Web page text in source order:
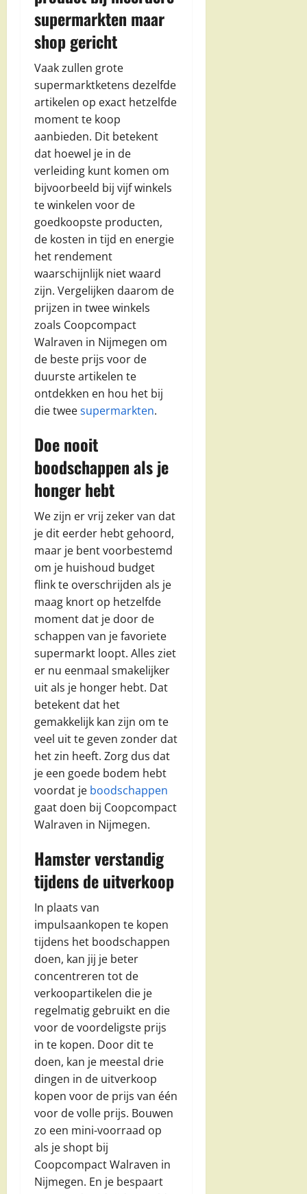
supermarkten maar
shop gericht
Vaak zullen grote
supermarktketens dezelfde
artikelen op exact hetzelfde
moment te koop
aanbieden. Dit betekent
dat hoewel je in de
verleiding kunt komen om
bijvoorbeeld bij vijf winkels
te winkelen voor de
goedkoopste producten,
de kosten in tijd en energie
het rendement
waarschijnlijk niet waard
zijn. Vergelijken daarom de
prijzen in twee winkels
zoals Coopcompact
Walraven in Nijmegen om
de beste prijs voor de
duurste artikelen te
ontdekken en hou het bij
die tweesupermarkten.
Doe nooit
boodschappen als je
honger hebt
We zijn er vrij zeker van dat
je dit eerder hebt gehoord,
maar je bent voorbestemd
om je huishoud budget
flink te overschrijden als je
maag knort op hetzelfde
moment dat je door de
schappen van je favoriete
supermarkt loopt. Alles ziet
er nu eenmaal smakelijker
uit als je honger hebt. Dat
betekent dat het
gemakkelijk kan zijn om te
veel uit te geven zonder dat
het zin heeft. Zorg dus dat
je een goede bodem hebt
voordat je boodschappen
gaat doen bij Coopcompact
Walraven in Nijmegen.
Hamster verstandig
tijdens de uitverkoop
In plaats van
impulsaankopen te kopen
tijdens het boodschappen
doen, kan jij je beter
concentreren tot de
verkoopartikelen die je
regelmatig gebruikt en die
voor de voordeligste prijs
in te kopen. Door dit te
doen, kan je meestal drie
dingen in de uitverkoop
kopen voor de prijs van één
voor de volle prijs. Bouwen
zo een mini-voorraad op
als je shopt bij
Coopcompact Walraven in
Nijmegen. En je bespaart